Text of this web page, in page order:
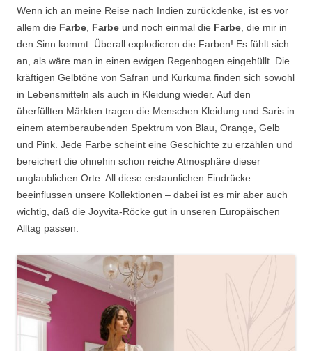
Wenn ich an meine Reise nach Indien zurückdenke, ist es vor
allem die Farbe, Farbe und noch einmal die Farbe, die mir in
den Sinn kommt. Überall explodieren die Farben! Es fühlt sich
an, als wäre man in einen ewigen Regenbogen eingehüllt. Die
kräftigen Gelbtöne von Safran und Kurkuma finden sich sowohl
in Lebensmitteln als auch in Kleidung wieder. Auf den
überfüllten Märkten tragen die Menschen Kleidung und Saris in
einem atemberaubenden Spektrum von Blau, Orange, Gelb
und Pink. Jede Farbe scheint eine Geschichte zu erzählen und
bereichert die ohnehin schon reiche Atmosphäre dieser
unglaublichen Orte. All diese erstaunlichen Eindrücke
beeinflussen unsere Kollektionen – dabei ist es mir aber auch
wichtig, daß die Joyvita-Röcke gut in unseren Europäischen
Alltag passen.